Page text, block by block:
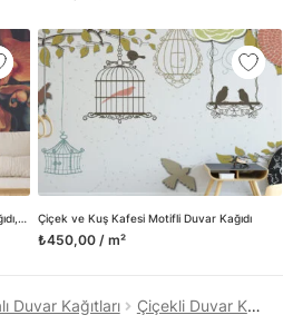
Koyu Arka Planlı Çiçek Buketi Duvar Kağıdı, Renkli Bir Duvar Dekoru için 3D Duvar Posteri Çiçek ve Kuş Kafesi Motifli Duvar Kağıdı
₺450,00 / m²
Duvar tasarımının önemini
alanı olduğunu kabul
sürekli genişletiyor ve
sıra yeni trendlerin oluşumunda
olursa bizimle iletişime
Duvar Kağıtları Çiçekli Duvar Kağıtları